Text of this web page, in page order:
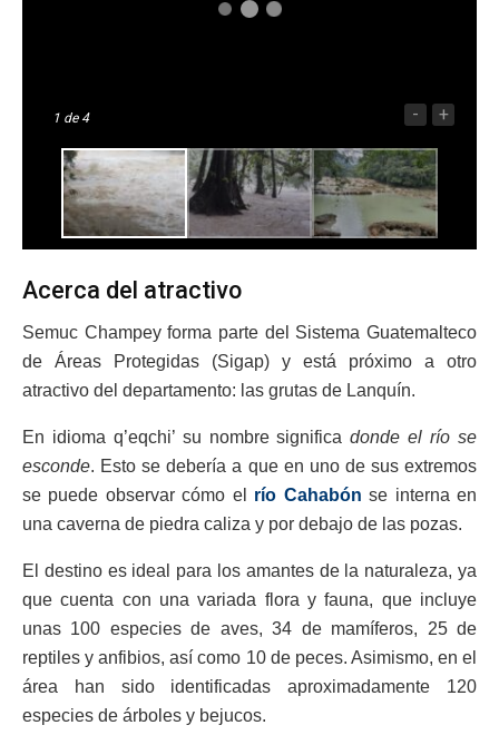
1 de 4 - +
Acerca del atractivo
Semuc Champey forma parte del Sistema Guatemalteco
de Áreas Protegidas (Sigap) y está próximo a otro
atractivo del departamento: las grutas de Lanquín.
En idioma q’eqchi’ su nombre significadonde el río se
esconde. Esto se debería a que en uno de sus extremos
se puede observar cómo el río Cahabón se interna en
una caverna de piedra caliza y por debajo de las pozas.
El destino es ideal para los amantes de la naturaleza, ya
que cuenta con una variada flora y fauna, que incluye
unas 100 especies de aves, 34 de mamíferos, 25 de
reptiles y anfibios, así como 10 de peces. Asimismo, en el
área han sido identificadas aproximadamente 120
especies de árboles y bejucos.